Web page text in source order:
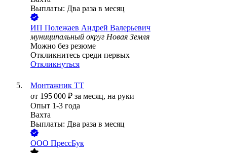
Выплаты: Два раза в месяц
ИП Полежаев Андрей Валерьевич
муниципальный округ Новая Земля
Можно без резюме
Откликнитесь среди первых
Откликнуться
Монтажник ТТ
от 195 000 ₽ за месяц, на руки
Опыт 1-3 года
Вахта
Выплаты: Два раза в месяц
ООО ПрессБук